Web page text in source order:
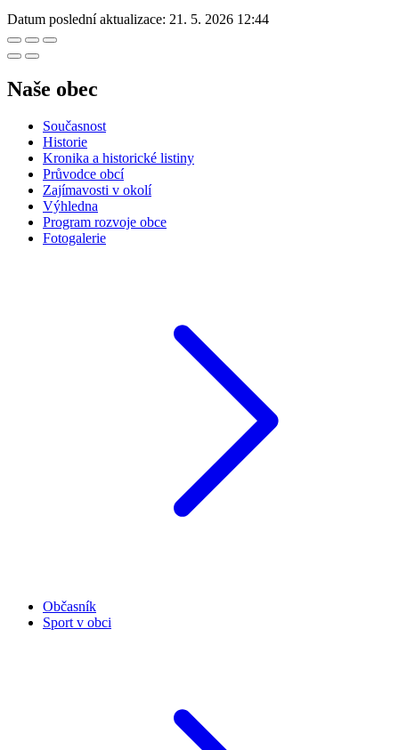
Datum poslední aktualizace: 21. 5. 2026 12:44
Naše obec
Současnost
Historie
Kronika a historické listiny
Průvodce obcí
Zajímavosti v okolí
Výhledna
Program rozvoje obce
Fotogalerie
Občasník
Sport v obci